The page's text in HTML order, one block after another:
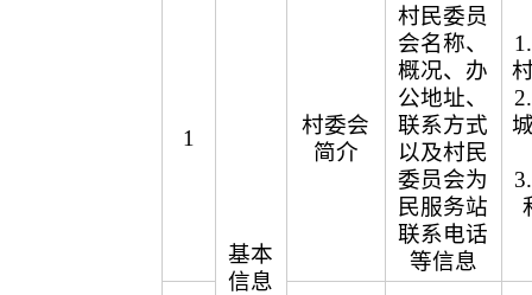
1
基本
信息
村委会
简介
村民委员
会名称、
概况、办
公地址、
联系方式
以及村民
委员会为
民服务站
联系电话
等信息